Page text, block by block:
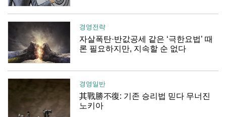
경영전략
자살폭탄·반값공세 같은 ‘극한요법’ 때
론 필요하지만, 지속할 순 없다
경영일반
其戰勝不復: 기존 승리법 믿다 무너진
노키아